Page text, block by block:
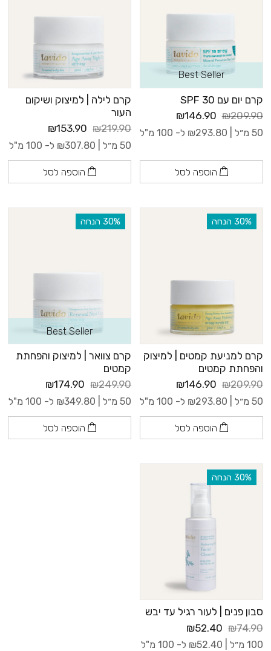
Best Seller
קרם יום עם 30 SPF
₪209.90
₪146.90
50 מ״ל | ₪293.80 ל- 100 מ"ל
הוספה לסל
קרם לילה | למיצוק ושיקום
העור
₪219.90
₪153.90
50 מ״ל | ₪307.80 ל- 100 מ"ל
הוספה לסל
‫30% הנחה
קרם למניעת קמטים | למיצוק
והפחתת קמטים
₪209.90
₪146.90
50 מ״ל | ₪293.80 ל- 100 מ"ל
הוספה לסל
‫30% הנחה
Best Seller
קרם צוואר | למיצוק והפחתת
קמטים
₪249.90
₪174.90
50 מ״ל | ₪349.80 ל- 100 מ"ל
הוספה לסל
‫30% הנחה
סבון פנים | לעור רגיל עד יבש
₪74.90
₪52.40
100 מ״ל | ₪52.40 ל- 100 מ"ל